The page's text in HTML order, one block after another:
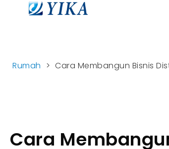
Rumah > Cara Membangun Bisnis
Cara